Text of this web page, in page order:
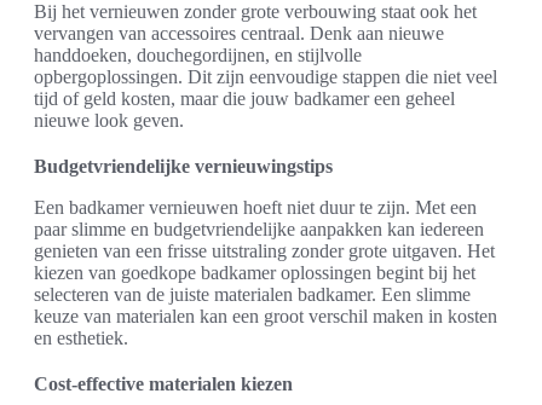
Bij het vernieuwen zonder grote verbouwing staat ook het
vervangen van accessoires centraal. Denk aan nieuwe
handdoeken, douchegordijnen, en stijlvolle
opbergoplossingen. Dit zijn eenvoudige stappen die niet veel
tijd of geld kosten, maar die jouw badkamer een geheel
nieuwe look geven.
Budgetvriendelijke vernieuwingstips
Een badkamer vernieuwen hoeft niet duur te zijn. Met een
paar slimme en budgetvriendelijke aanpakken kan iedereen
genieten van een frisse uitstraling zonder grote uitgaven. Het
kiezen van goedkope badkamer oplossingen begint bij het
selecteren van de juiste materialen badkamer. Een slimme
keuze van materialen kan een groot verschil maken in kosten
en esthetiek.
Cost-effective materialen kiezen